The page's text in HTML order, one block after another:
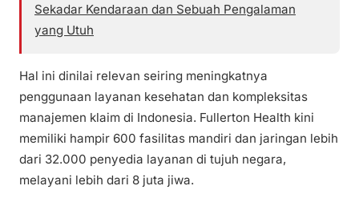
Sekadar Kendaraan dan Sebuah Pengalaman
yang Utuh
Hal ini dinilai relevan seiring meningkatnya
penggunaan layanan kesehatan dan kompleksitas
manajemen klaim di Indonesia. Fullerton Health kini
memiliki hampir 600 fasilitas mandiri dan jaringan lebih
dari 32.000 penyedia layanan di tujuh negara,
melayani lebih dari 8 juta jiwa.